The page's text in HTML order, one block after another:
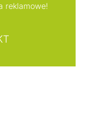
reklamowe!